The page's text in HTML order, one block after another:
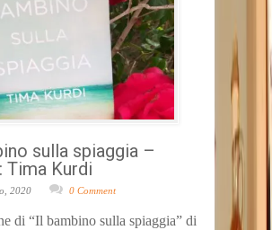
sulla spiaggia –
Tima Kurdi
2020 0 Comment
di “Il bambino sulla spiaggia” di